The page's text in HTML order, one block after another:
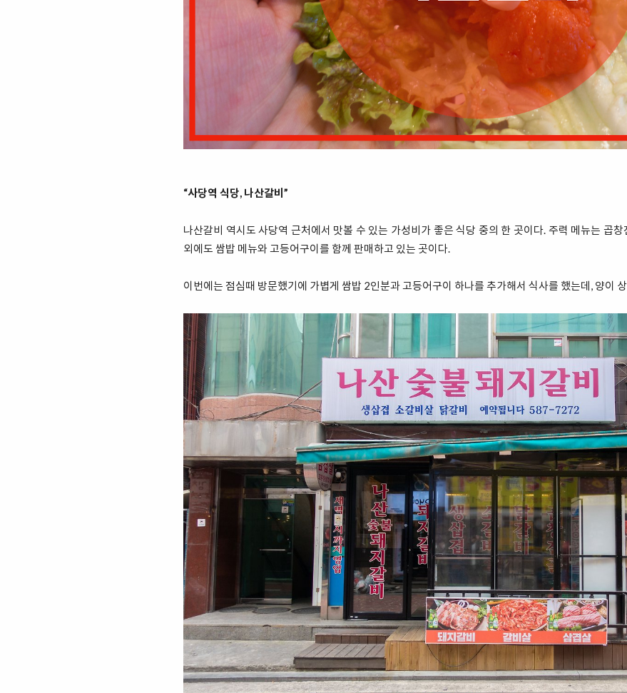
“사당역 식당, 나산갈비”
나산갈비 역시도 사당역 근처에서 맛볼 수 있는 가성비가 좋은 식당 중의 한 곳이다. 주력 메뉴는 곱
외에도 쌈밥 메뉴와 고등어구이를 함께 판매하고 있는 곳이다.
이번에는 점심때 방문했기에 가볍게 쌈밥 2인분과 고등어구이 하나를 추가해서 식사를 했는데, 양이